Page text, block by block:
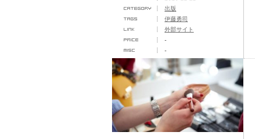
「富士乃屋」”執筆記念動画
収録...
出版
伊藤勇司
外部サイト
-
-